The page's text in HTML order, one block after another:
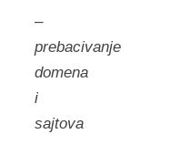
–
prebacivanje
domena
i
sajtova